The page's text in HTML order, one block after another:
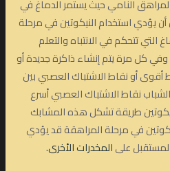
النامي حيث يستمر الدماغ في
ويمكن أن يؤدي استخدام النيكوتين في مرحلة
التي تتحكم في الانتباه والتعلم
وفي كل مرة يتم إنشاء ذاكرة جديدة أو
أقوى أو نقاط الاشتباك العصبي بين
نقاط الاشتباك العصبي أسرع
طريقة تشكل هذه المشابك
في مرحلة المراهقة قد يؤدي
علىالمخدرات الأخرى.